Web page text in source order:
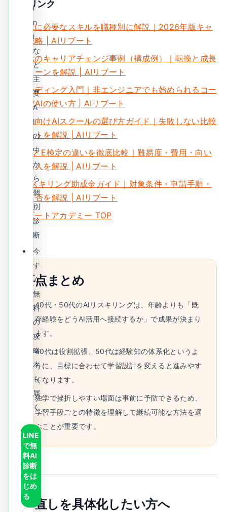
関連リンク
AI時代に必要なスキルを職種別に解説｜2026年版キャ
リア戦略 | AIリブート
AI時代のキャリアチェンジ事例（構成例）｜転換と成長
のパターンを解説 | AIリブート
AIコーディング入門｜非エンジニアでも始められるコー
ド生成AIの使い方 | AIリブート
社会人向けAIスクールの選び方ガイド｜失敗しない比較
ポイントを解説 | AIリブート
G検定とE検定の違いを徹底比較｜難易度・費用・向い
ている人を解説 | AIリブート
DXリスキリング助成金ガイド｜対象条件・申請手順・
併用可否を解説 | AIリブート
AIリブートアカデミー TOP
要点まとめ
40代・50代のAIリスキリングは、年齢よりも「既
存経験をどうAI活用へ接続するか」で成果が決まり
ます。
40代は役割拡張、50代は経験知の体系化というよ
うに、目標に合わせて学習設計を変えると進みやす
くなります。
独学で挫折しやすい場面は事前に予防できるため、
学習手段ごとの特徴を理解して継続可能な方法を選
ぶことが重要です。
学び直しを具体化したい方へ
i
n
i
な
ど
主
要
A
I
の
中
か
ら
個
別
診
断
今
す
ぐ
無
料
の
攻
略
本
も
届
く
LINE
で無
料AI
診断
をは
じめ
る